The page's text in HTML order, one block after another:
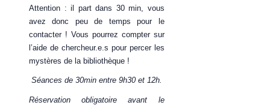
Attention : il part dans 30 min, vous
avez donc peu de temps pour le
contacter ! Vous pourrez compter sur
l’aide de chercheur.e.s pour percer les
mystères de la bibliothèque !
Séances de 30min entre 9h30 et 12h.
Réservation obligatoire avant le